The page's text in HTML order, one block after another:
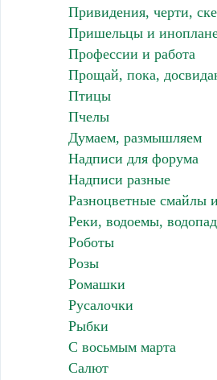
Привидения, черти,
Пришельцы и
Профессии и работа
Прощай, пока,
Птицы
Пчелы
Думаем, размышляем
Надписи для форума
Надписи разные
Разноцветные смайлы
Реки, водоемы,
Роботы
Розы
Ромашки
Русалочки
Рыбки
С восьмым марта
Салют